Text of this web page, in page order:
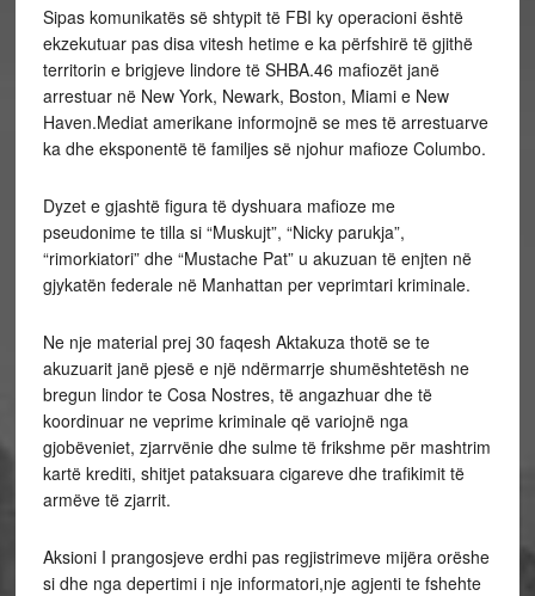
Sipas komunikatës së shtypit të FBI ky operacioni është
ekzekutuar pas disa vitesh hetime e ka përfshirë të gjithë
territorin e brigjeve lindore të SHBA.46 mafiozët janë
arrestuar në New York, Newark, Boston, Miami e New
Haven.Mediat amerikane informojnë se mes të arrestuarve
ka dhe eksponentë të familjes së njohur mafioze Columbo.
Dyzet e gjashtë figura të dyshuara mafioze me
pseudonime te tilla si “Muskujt”, “Nicky parukja”,
“rimorkiatori” dhe “Mustache Pat” u akuzuan të enjten në
gjykatën federale në Manhattan per veprimtari kriminale.
Ne nje material prej 30 faqesh Aktakuza thotë se te
akuzuarit janë pjesë e një ndërmarrje shumështetësh ne
bregun lindor te Cosa Nostres, të angazhuar dhe të
koordinuar ne veprime kriminale që variojnë nga
gjobëveniet, zjarrvënie dhe sulme të frikshme për mashtrim
kartë krediti, shitjet pataksuara cigareve dhe trafikimit të
armëve të zjarrit.
Aksioni I prangosjeve erdhi pas regjistrimeve mijëra orëshe
si dhe nga depertimi i nje informatori,nje agjenti te fshehte